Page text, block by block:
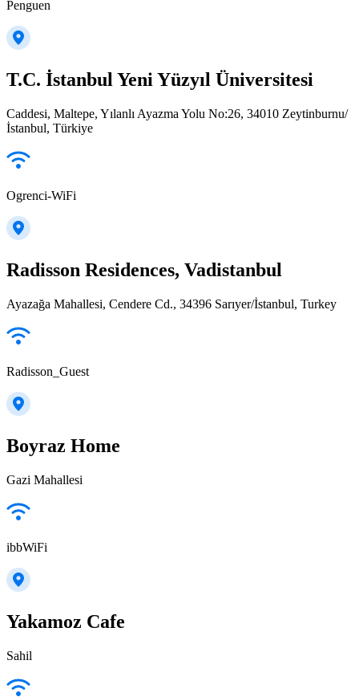
Penguen
T.C. İstanbul Yeni Yüzyıl Üniversitesi
Caddesi, Maltepe, Yılanlı Ayazma Yolu No:26, 34010 Zeytinburnu/
İstanbul, Türkiye
Ogrenci-WiFi
Radisson Residences, Vadistanbul
Ayazağa Mahallesi, Cendere Cd., 34396 Sarıyer/İstanbul, Turkey
Radisson_Guest
Boyraz Home
Gazi Mahallesi
ibbWiFi
Yakamoz Cafe
Sahil